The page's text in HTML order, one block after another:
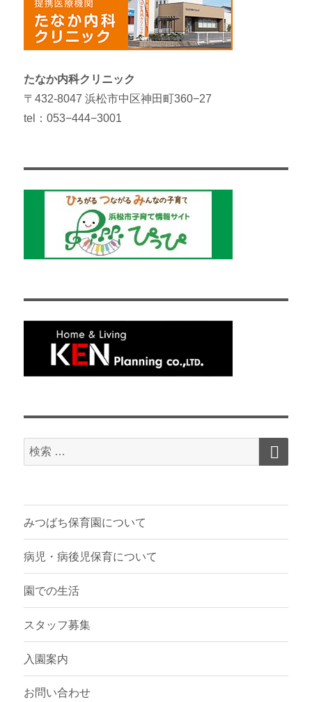
たなか内科クリニック
〒432-8047 浜松市中区神田町360−27
tel：053−444−3001
検
索
象:
検
みつばち保育園について
病児・病後児保育について
園での生活
スタッフ募集
入園案内
お問い合わせ